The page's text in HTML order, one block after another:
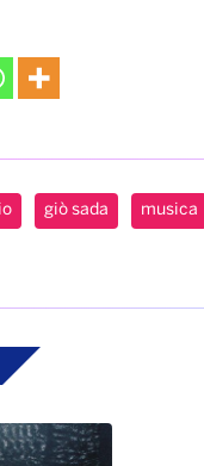
giò sada musica